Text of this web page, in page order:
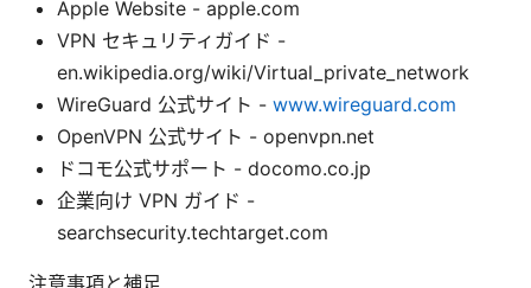
Apple Website - apple.com
VPN セキュリティガイド -
en.wikipedia.org/wiki/Virtual_private_network
WireGuard 公式サイト - www.wireguard.com
OpenVPN 公式サイト - openvpn.net
ドコモ公式サポート - docomo.co.jp
企業向け VPN ガイド -
searchsecurity.techtarget.com